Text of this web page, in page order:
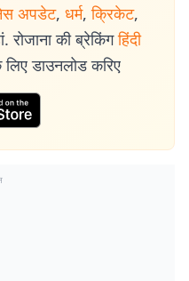
अपडेट, धर्म, क्रिकेट,
रोजाना की ब्रेकिंग हिंदी
डाउनलोड करिए